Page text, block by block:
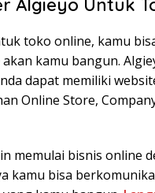
Algieyo Untuk
toko online, kamu
kamu bangun.
dapat memiliki
Online Store,
memulai bisnis online
kamu bisa